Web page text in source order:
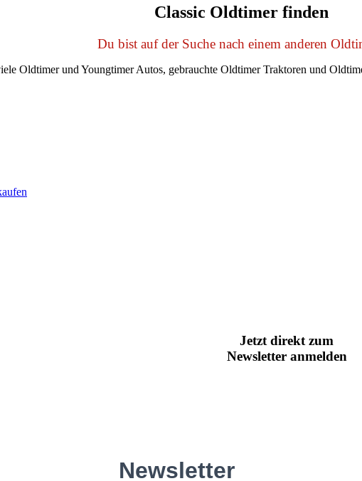
Classic Oldtimer finden
Du bist auf der Suche nach einem anderen
Oldtimer und Youngtimer Autos, gebrauchte Oldtimer Traktoren und
Jetzt direkt zum
Newsletter anmelden